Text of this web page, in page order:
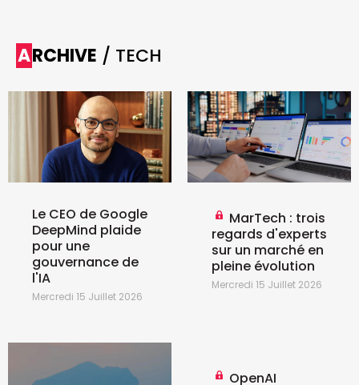
ARCHIVE / TECH
Le CEO de Google
DeepMind plaide
pour une
gouvernance de
l'IA
Mercredi 15 Juillet 2026
MarTech : trois
regards d'experts
sur un marché en
pleine évolution
Mercredi 15 Juillet 2026
OpenAI